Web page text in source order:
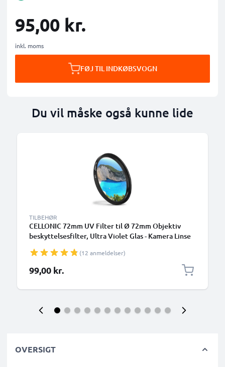
95,00 kr.
inkl. moms
FØJ TIL INDKØBSVOGN
Du vil måske også kunne lide
TILBEHØR
CELLONIC 72mm UV Filter til Ø 72mm Objektiv
beskyttelsesfilter, Ultra Violet Glas - Kamera Linse
(12 anmeldelser)
99,00 kr.
OVERSIGT